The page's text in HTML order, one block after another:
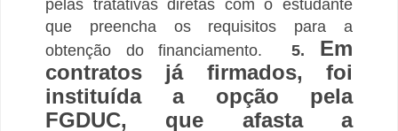
pelas tratativas diretas com o estudante
que preencha os requisitos para a
obtenção do financiamento.
5. Em
contratos já firmados, foi
instituída a opção pela
FGDUC, que afasta a